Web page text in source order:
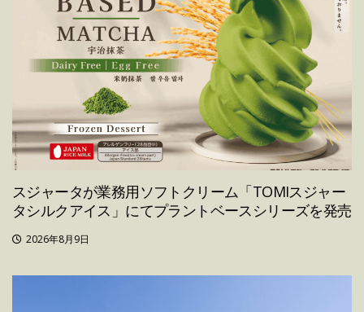
スジャータが業務用ソフトクリーム「TOMIスジャー
タシルクアイス」にてプラントベースシリーズを発売
2026年8月9日